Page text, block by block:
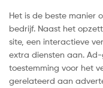
Het is de beste manier
bedrijf. Naast het
site, een interactieve
extra diensten aan.
toestemming voor het
gerelateerd aan